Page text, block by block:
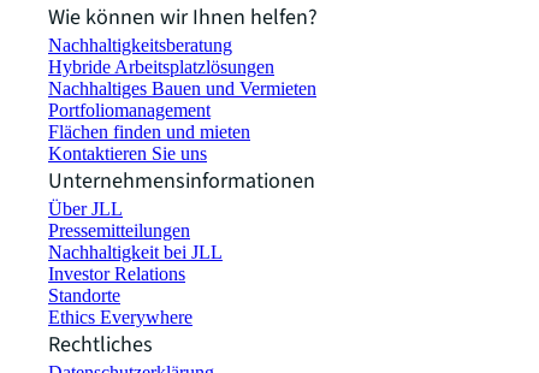
Wie können wir Ihnen helfen?
Nachhaltigkeitsberatung
Hybride Arbeitsplatzlösungen
Nachhaltiges Bauen und Vermieten
Portfoliomanagement
Flächen finden und mieten
Kontaktieren Sie uns
Unternehmensinformationen
Über JLL
Pressemitteilungen
Nachhaltigkeit bei JLL
Investor Relations
Standorte
Ethics Everywhere
Rechtliches